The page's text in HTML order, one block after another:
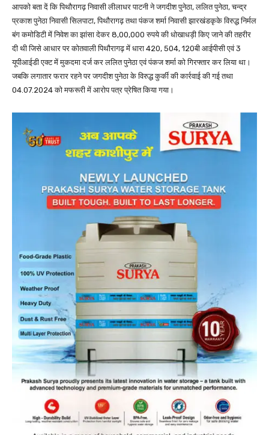
आपको बता दें कि पिथौरागढ़ निवासी लीलाधर पाटनी ने जगदीश पुनेठा, ललित पुनेठा, चन्द्र
प्रकाश पुनेठा निवासी सिलपाटा, पिथौरागढ़ तथा पंकज शर्मा निवासी झारखंडकृके विरुद्ध निर्मल
बंग कमोडिटी में निवेश का झांसा देकर 8,00,000 रुपये की धोखाधड़ी किए जाने की तहरीर
दी थी जिसे आधार पर कोतवाली पिथौरागढ़ में धारा 420, 504, 120बी आईपीसी एवं 3
यूपीआईडी एक्ट में मुकदमा दर्ज कर ललित पुनेठा एवं पंकज शर्मा को गिरफ्तार कर लिया था।
जबकि लगातार फरार रहने पर जगदीश पुनेठा के विरुद्ध कुर्की की कार्रवाई की गई तथा
04.07.2024 को मफरूरी में आरोप पत्र प्रेषित किया गया।